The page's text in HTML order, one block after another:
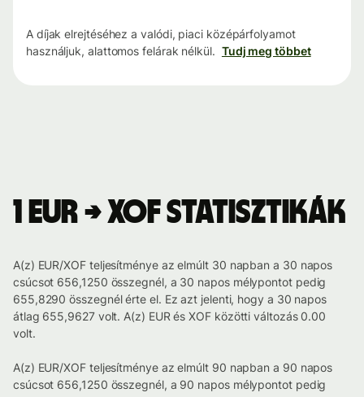
A díjak elrejtéséhez a valódi, piaci középárfolyamot
használjuk, alattomos felárak nélkül. Tudj meg többet
1 EUR → XOF statisztikák
A(z) EUR/XOF teljesítménye az elmúlt 30 napban a 30 napos
csúcsot 656,1250 összegnél, a 30 napos mélypontot pedig
655,8290 összegnél érte el. Ez azt jelenti, hogy a 30 napos
átlag 655,9627 volt. A(z) EUR és XOF közötti változás 0.00
volt.
A(z) EUR/XOF teljesítménye az elmúlt 90 napban a 90 napos
csúcsot 656,1250 összegnél, a 90 napos mélypontot pedig